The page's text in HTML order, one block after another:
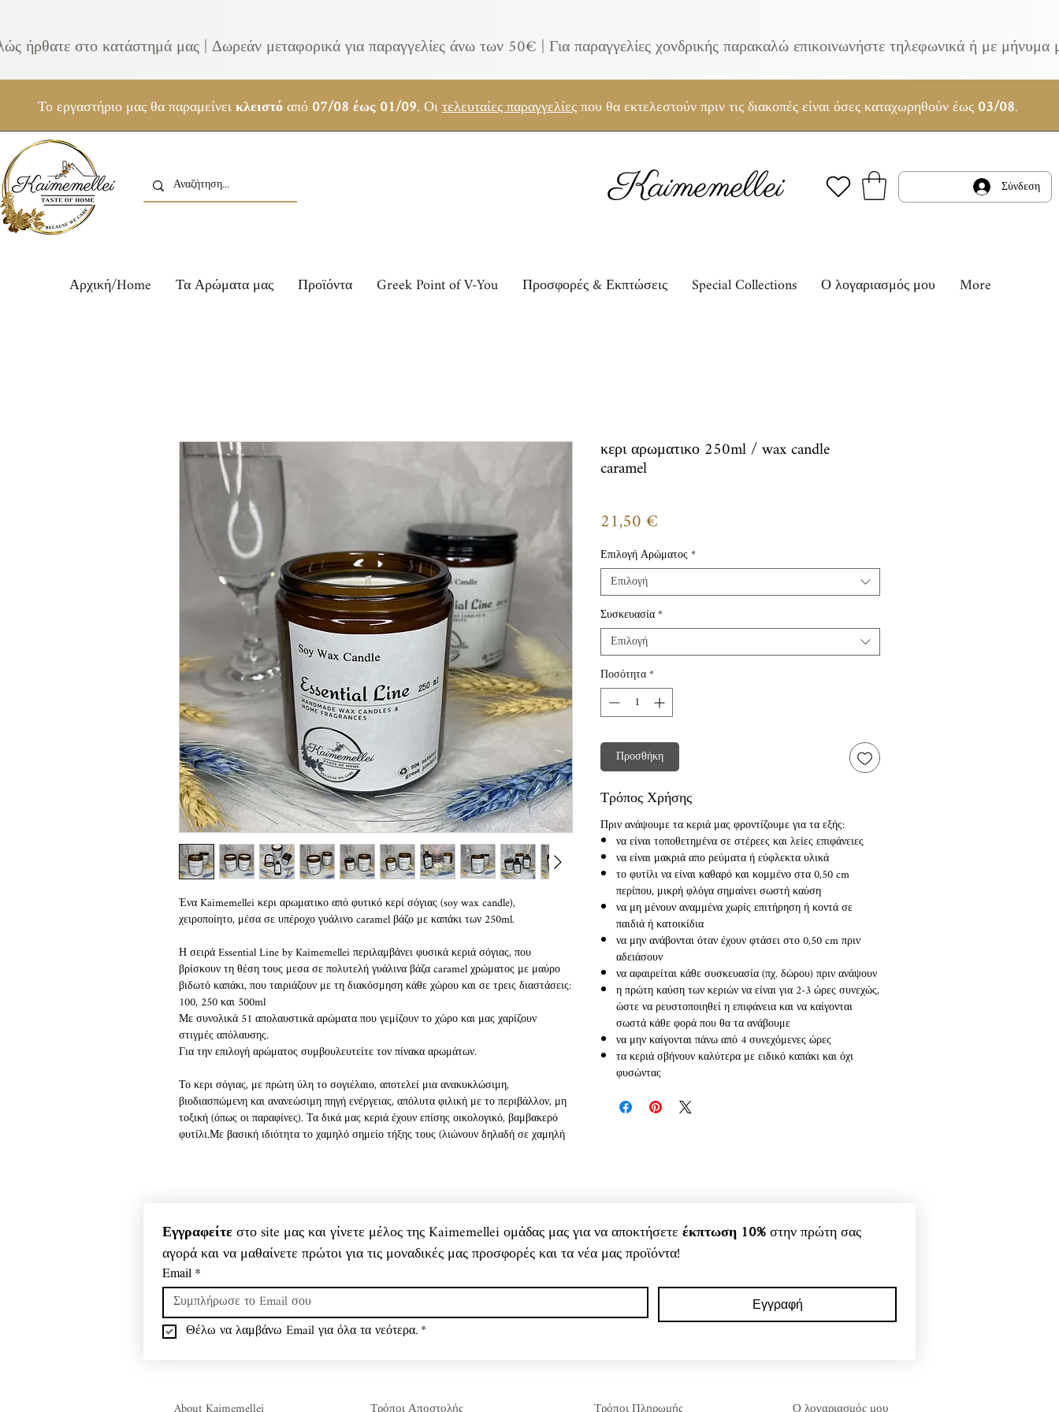
ήρθατε στο κατάστημά μας | Δωρεάν μεταφορικά για παραγγελίες άνω των 50€ |Για παραγγελίες χονδρικής παρακαλώ επικοινωνήστε τηλεφωνικά ή με
Το εργαστήριο μας θα παραμείνεικλειστόαπό07/08 έως 01/09. Οιτελευταίες παραγγελίεςπου θα εκτελεστούν πριν τις διακοπές είναι όσες καταχωρηθούν έως03/08.
Kaimemellei Σύνδεση
Αρχική/Home Τα Αρώματα μας Προϊόντα Greek Point of V-You Προσφορές & Εκπτώσεις Special Collections Ο λογαριασμός μου More
Ένα Kaimemellei κερι αρωματικο από φυτικό κερί σόγιας (soy wax candle),
χειροποίητο, μέσα σε υπέροχο γυάλινο caramel βάζο με καπάκι των 250ml.
Η σειρά Essential Line by Kaimemellei περιλαμβάνει φυσικά κεριά σόγιας, που
βρίσκουν τη θέση τους μεσα σε πολυτελή γυάλινα βάζα caramel χρώματος με μαύρο
βιδωτό καπάκι, που ταιριάζουν με τη διακόσμηση κάθε χώρου και σε τρεις διαστάσεις:
100, 250 και 500ml
Με συνολικά 51 απολαυστικά αρώματα που γεμίζουν το χώρο και μας χαρίζουν
στιγμές απόλαυσης.
Για την επιλογή αρώματος συμβουλευτείτε τον πίνακα αρωμάτων.
Το κερι σόγιας, με πρώτη ύλη το σογιέλαιο, αποτελεί μια ανακυκλώσιμη,
βιοδιασπώμενη και ανανεώσιμη πηγή ενέργειας, απόλυτα φιλική με το περιβάλλον, μη
τοξική (όπως οι παραφίνες). Τα δικά μας κεριά έχουν επίσης οικολογικό, βαμβακερό
φυτίλι.Με βασική ιδιότητα το χαμηλό σημείο τήξης τους (λιώνουν δηλαδή σε χαμηλή
αρωματοθεραπεία δηλαδή στο σπίτι μας, αφού δεν περιέχουν επικίνδυνες φθαλικές
ενώσεις!
Μέσα σε ξεχωριστά σκεύη προσφέρουμε τα κεριά μας και ... το υπέροχο είναι πως,
μόλις το κερί τελειώσει, το βάζο παραμένει στα χέρια μας προς χρήση, απλά με λίγο
σαπούνι και νερό!
κερι αρωματικο 250ml / wax candle
caramel
21,50 €
Επιλογή Αρώματος*
Επιλογή
Συσκευασία*
Επιλογή
Ποσότητα*
Προσθήκη
Τρόπος Χρήσης
Πριν ανάψουμε τα κεριά μας φροντίζουμε για τα εξής:
να είναι τοποθετημένα σε στέρεες και λείες επιφάνειες
να είναι μακριά απο ρεύματα ή εύφλεκτα υλικά
το φυτίλι να είναι καθαρό και κομμένο στα 0,50 cm
περίπου, μικρή φλόγα σημαίνει σωστή καύση
να μη μένουν αναμμένα χωρίς επιτήρηση ή κοντά σε
παιδιά ή κατοικίδια
να μην ανάβονται όταν έχουν φτάσει στο 0,50 cm πριν
αδειάσουν
να αφαιρείται κάθε συσκευασία (πχ. δώρου) πριν ανάψουν
η πρώτη καύση των κεριών να είναι για 2-3 ώρες συνεχώς,
ώστε να ρευστοποιηθεί η επιφάνεια και να καίγονται
σωστά κάθε φορά που θα τα ανάβουμε
να μην καίγονται πάνω από 4 συνεχόμενες ώρες
τα κεριά σβήνουν καλύτερα με ειδικό καπάκι και όχι
φυσώντας
Εγγραφείτε στο site μας και γίνετε μέλος της Kaimemellei ομάδας μας για να αποκτήσετε έκπτωση 10% στην πρώτη σας
αγορά και να μαθαίνετε πρώτοι για τις μοναδικές μας προσφορές και τα νέα μας προϊόντα!
Email *
Εγγραφή
Θέλω να λαμβάνω Email για όλα τα νεότερα.*